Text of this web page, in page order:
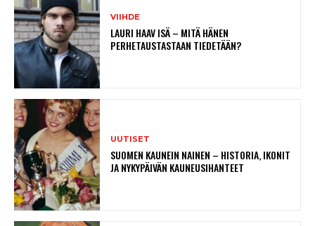
VIIHDE
LAURI HAAV ISÄ – MITÄ HÄNEN
PERHETAUSTASTAAN TIEDETÄÄN?
UUTISET
SUOMEN KAUNEIN NAINEN – HISTORIA, IKONIT
JA NYKYPÄIVÄN KAUNEUSIHANTEET